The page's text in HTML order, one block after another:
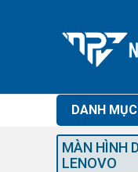
DANH
MÀN HÌNH
LENOVO